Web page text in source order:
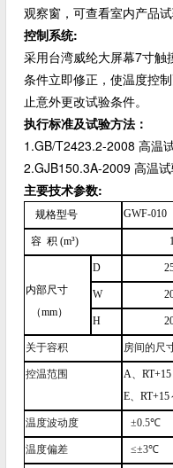
观察窗，可查看室
控制系统:
采用台湾威纶大屏幕7寸触
条件立即修正，使温度控
止意外更改试验条件。
执行标准及试验方法：
1.GB/T2423.2-2008 高温
2.GJB150.3A-2009 高温
主要技术参数:
规格型号 GWF-010
容 积 (m³)
内部尺寸
（mm）
D
W
H
关于容积 房间的尺
控温范围 A、RT+1
E、RT+15
温度波动度 ±0.5℃
温度偏差 ≤±3℃